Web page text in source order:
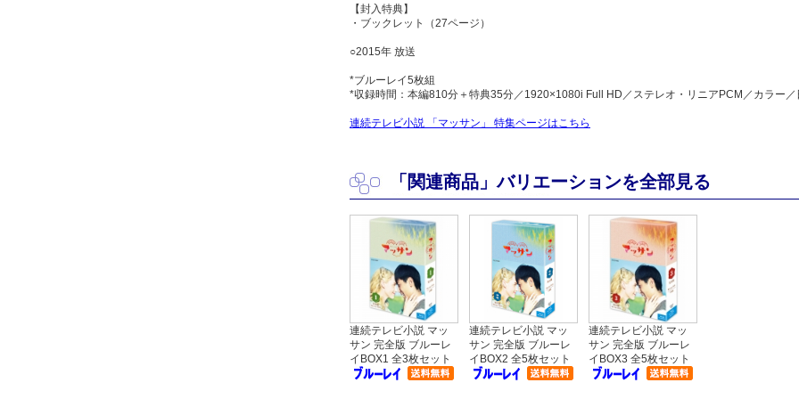
【封入特典】
・ブックレット（27ページ）
○2015年 放送
*ブルーレイ5枚組
*収録時間：本編810分＋特典35分／1920×1080i Full HD／ステレオ・リニアPCM／カラー
連続テレビ小説 「マッサン」 特集ページはこちら
「関連商品」バリエーションを全部見る
連続テレビ小説 マッ
サン 完全版 ブルーレ
イBOX1 全3枚セット
連続テレビ小説 マッ
サン 完全版 ブルーレ
イBOX2 全5枚セット
連続テレビ小説 マッ
サン 完全版 ブルーレ
イBOX3 全5枚セット